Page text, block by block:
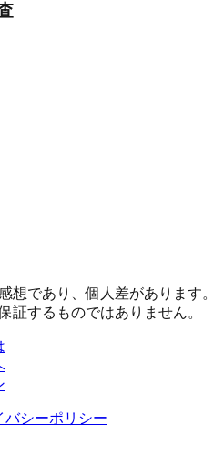
想であり、個人差があります。
証するものではありません。
バシーポリシー